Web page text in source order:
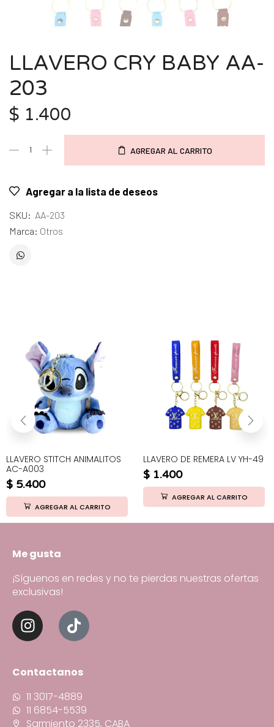
LLAVERO CRY BABY AA-
203
$ 1.400
AGREGAR AL CARRITO
Agregar a la lista de deseos
SKU: AA-203
Marca: Otros
LLAVERO STITCH ANIMALITOS
AC-A003
$ 5.400
AGREGAR AL CARRITO
LLAVERO DE REMERA LV YH-49
$ 1.400
AGREGAR AL CARRITO
Me gusta
¡Síguenos en redes y no te pierdas nuestras ofertas
exclusivas!
Contactanos
11 3017-4889
11 6854-5539
Sarmiento 2335, CABA